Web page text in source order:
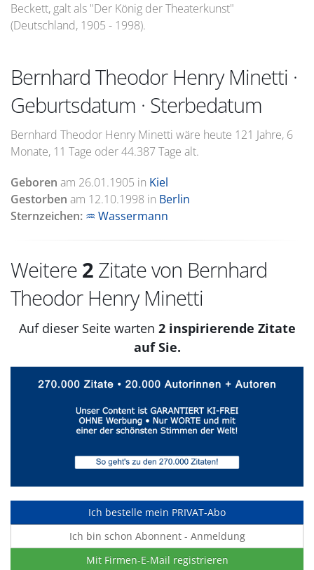
Beckett, galt als "Der König der Theaterkunst"
(Deutschland, 1905 - 1998).
Bernhard Theodor Henry Minetti ·
Geburtsdatum · Sterbedatum
Bernhard Theodor Henry Minetti wäre heute 121 Jahre, 6
Monate, 11 Tage oder 44.387 Tage alt.
Geboren am 26.01.1905 in Kiel
Gestorben am 12.10.1998 in Berlin
Sternzeichen: ♒ Wassermann
Weitere 2 Zitate von Bernhard
Theodor Henry Minetti
Auf dieser Seite warten 2 inspirierende Zitate
auf Sie.
Ich bestelle mein PRIVAT-Abo
Ich bin schon Abonnent - Anmeldung
Mit Firmen-E-Mail registrieren